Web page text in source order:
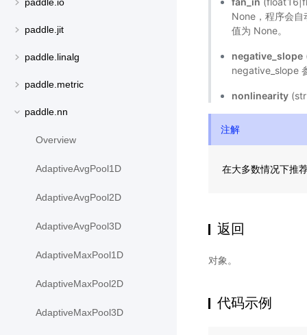
paddle.io
paddle.jit
paddle.linalg
paddle.metric
paddle.nn
Overview
AdaptiveAvgPool1D
AdaptiveAvgPool2D
AdaptiveAvgPool3D
AdaptiveMaxPool1D
AdaptiveMaxPool2D
AdaptiveMaxPool3D
None，程序会自
值为 None。
negative_slope
negative_slope
nonlinearity
注解
在大多数情况下推
返回
对象。
代码示例